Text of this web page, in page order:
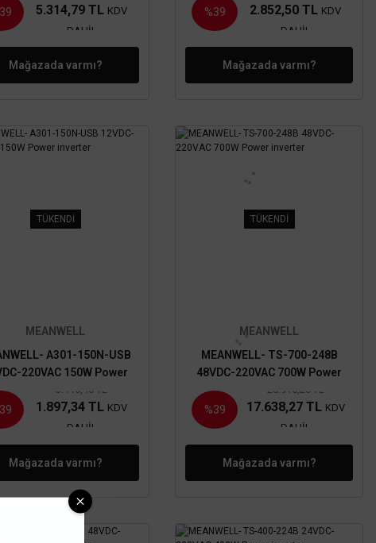
5.314,79 TL KDV
DAHİL
Mağazada varmı?
%39 2.852,50 TL KDV
DAHİL
Mağazada varmı?
TÜKENDİ
MEANWELL
A301-150N-USB
220VAC 150W Power
inverter
3.110,40 TL
1.897,34 TL KDV
DAHİL
Mağazada varmı?
TÜKENDİ
MEANWELL
MEANWELL- TS-700-248B
48VDC-220VAC 700W Power
inverter
%39
28.915,20 TL
17.638,27 TL KDV
DAHİL
Mağazada varmı?